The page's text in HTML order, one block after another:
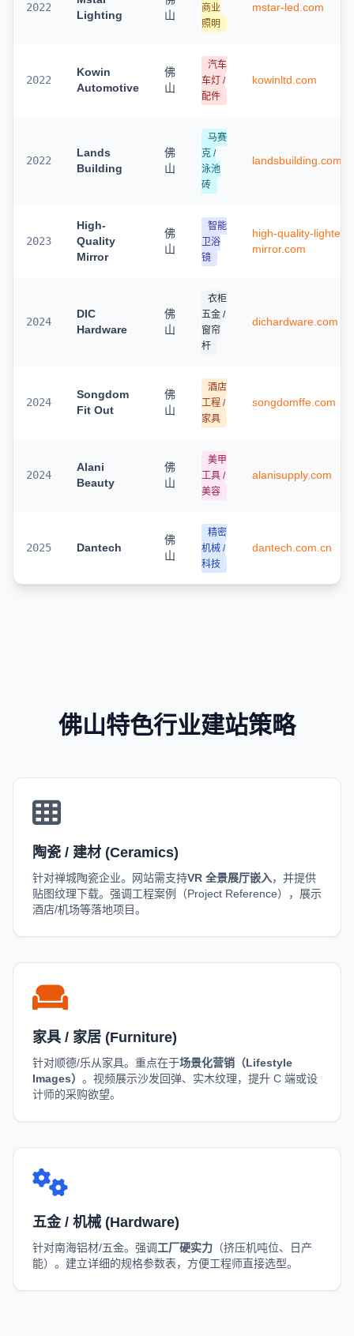
2022
Lighting
山
商业
照明
mstar-led.com
2022
Kowin
Automotive
佛
山
汽车
车灯 /
配件
kowinltd.com
2022
Lands
Building
佛
山
马赛
克 /
泳池
砖
landsbuilding.com
2023
High-
Quality
Mirror
佛
山
智能
卫浴
镜
high-quality-lighted-
mirror.com
2024
DIC
Hardware
佛
山
衣柜
五金 /
窗帘
杆
dichardware.com
2024
Songdom
Fit Out
佛
山
酒店
工程 /
家具
songdomffe.com
2024
Alani
Beauty
佛
山
美甲
工具 /
美容
alanisupply.com
2025 Dantech
佛
山
精密
机械 /
科技
dantech.com.cn
佛山特色行业建站策略
陶瓷 / 建材 (Ceramics)
针对禅城陶瓷企业。网站需支持VR 全景展厅嵌入，并提供
贴图纹理下载。强调工程案例（Project Reference），展示
酒店/机场等落地项目。
家具 / 家居 (Furniture)
针对顺德/乐从家具。重点在于场景化营销（Lifestyle
Images） 。视频展示沙发回弹、实木纹理，提升 C 端或设
计师的采购欲望。
五金 / 机械 (Hardware)
针对南海铝材/五金。强调工厂硬实力 （挤压机吨位、日产
能）。建立详细的规格参数表，方便工程师直接选型。